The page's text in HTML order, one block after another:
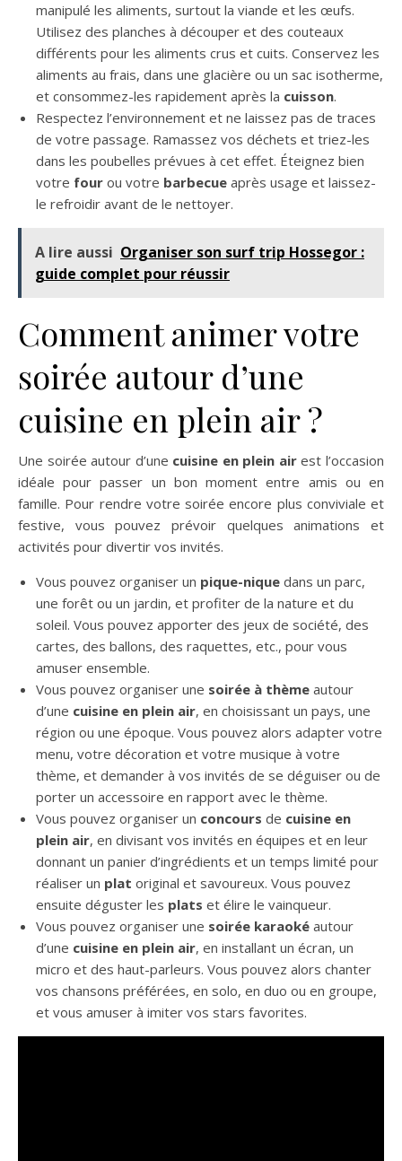
manipulé les aliments, surtout la viande et les œufs.
Utilisez des planches à découper et des couteaux
différents pour les aliments crus et cuits. Conservez les
aliments au frais, dans une glacière ou un sac isotherme,
et consommez-les rapidement après la cuisson.
Respectez l’environnement et ne laissez pas de traces
de votre passage. Ramassez vos déchets et triez-les
dans les poubelles prévues à cet effet. Éteignez bien
votre four ou votre barbecue après usage et laissez-
le refroidir avant de le nettoyer.
A lire aussi Organiser son surf trip Hossegor :
guide complet pour réussir
Comment animer votre
soirée autour d’une
cuisine en plein air ?
Une soirée autour d’une cuisine en plein airest l’occasion
idéale pour passer un bon moment entre amis ou en
famille. Pour rendre votre soirée encore plus conviviale et
festive, vous pouvez prévoir quelques animations et
activités pour divertir vos invités.
Vous pouvez organiser un pique-nique dans un parc,
une forêt ou un jardin, et profiter de la nature et du
soleil. Vous pouvez apporter des jeux de société, des
cartes, des ballons, des raquettes, etc., pour vous
amuser ensemble.
Vous pouvez organiser une soirée à thème autour
d’une cuisine en plein air, en choisissant un pays, une
région ou une époque. Vous pouvez alors adapter votre
menu, votre décoration et votre musique à votre
thème, et demander à vos invités de se déguiser ou de
porter un accessoire en rapport avec le thème.
Vous pouvez organiser un concours de cuisine en
plein air, en divisant vos invités en équipes et en leur
donnant un panier d’ingrédients et un temps limité pour
réaliser un plat original et savoureux. Vous pouvez
ensuite déguster les plats et élire le vainqueur.
Vous pouvez organiser une soirée karaoké autour
d’une cuisine en plein air, en installant un écran, un
micro et des haut-parleurs. Vous pouvez alors chanter
vos chansons préférées, en solo, en duo ou en groupe,
et vous amuser à imiter vos stars favorites.